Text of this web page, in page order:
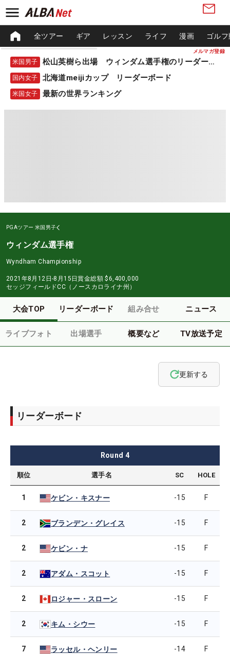
メルマガ登録
全ツアー ギア レッスン ライフ 漫画 ゴル
米国男子 松山英樹ら出場 ウィンダム選手権のリーダーボード
国内女子 北海道meijiカップ リーダーボード
米国女子 最新の世界ランキング
PGAツアー 米国男子
ウィンダム選手権
Wyndham Championship
2021年8月12日-8月15日賞金総額 $6,400,000
セッジフィールドCC（ノースカロライナ州）
大会TOP リーダーボード 組み合せ ニュース
ライブフォト 出場選手 概要など TV放送予定
更新する
リーダーボード
Round 4
順位 選手名 SC HOLE
1 ケビン・キスナー -15 F
2 ブランデン・グレイス -15 F
2 ケビン・ナ -15 F
2 アダム・スコット -15 F
2 ロジャー・スローン -15 F
2 キム・シウー -15 F
7 ラッセル・ヘンリー -14 F